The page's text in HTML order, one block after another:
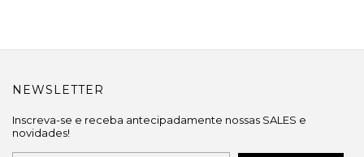
NEWSLETTER
Inscreva-se e receba antecipadamente nossas SALES e
novidades!